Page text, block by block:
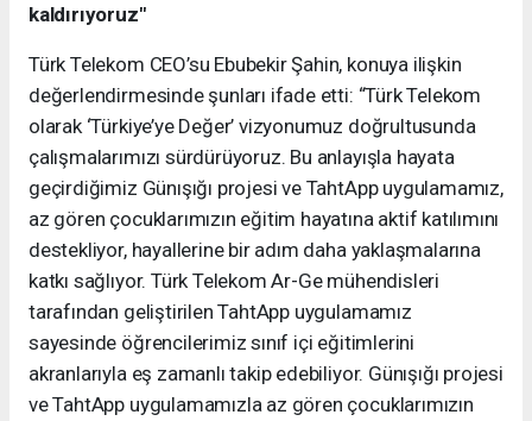
kaldırıyoruz"
Türk Telekom CEO’su Ebubekir Şahin, konuya ilişkin
değerlendirmesinde şunları ifade etti: “Türk Telekom
olarak ‘Türkiye’ye Değer’ vizyonumuz doğrultusunda
çalışmalarımızı sürdürüyoruz. Bu anlayışla hayata
geçirdiğimiz Günışığı projesi ve TahtApp uygulamamız,
az gören çocuklarımızın eğitim hayatına aktif katılımını
destekliyor, hayallerine bir adım daha yaklaşmalarına
katkı sağlıyor. Türk Telekom Ar-Ge mühendisleri
tarafından geliştirilen TahtApp uygulamamız
sayesinde öğrencilerimiz sınıf içi eğitimlerini
akranlarıyla eş zamanlı takip edebiliyor. Günışığı projesi
ve TahtApp uygulamamızla az gören çocuklarımızın